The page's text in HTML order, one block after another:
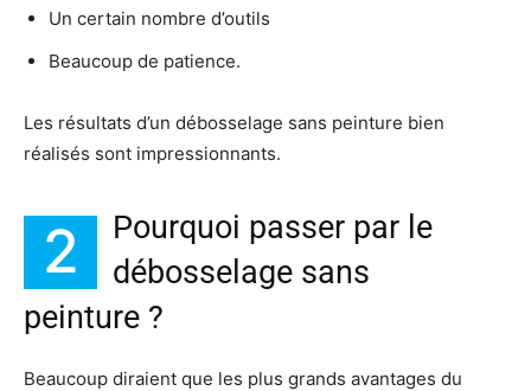
Un certain nombre d’outils
Beaucoup de patience.
Les résultats d’un débosselage sans peinture bien
réalisés sont impressionnants.
2
Pourquoi passer par le
débosselage sans
peinture ?
Beaucoup diraient que les plus grands avantages du